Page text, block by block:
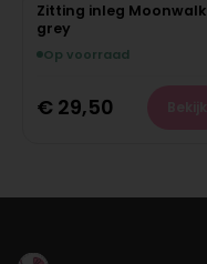
Zitting inleg Moonwalk
grey
Op voorraad
€ 29,50